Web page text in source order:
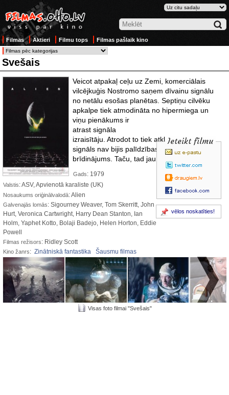
Filmas Aktieri Filmu tops Filmas pašlaik kino
Svešais
Veicot atpakaļ ceļu uz Zemi, komerciālais
vilcējkuģis Nostromo saņem dīvainu signālu
no netālu esošas planētas. Septiņu cilvēku
apkalpe tiek atmodināta no hipermiega un
viņu pienākums ir
atrast signāla
izraisītāju. Atrodot to tiek atklāts, ka šis
signāls nav bijis palīdzības sauciens, bet gan
brīdinājums. Taču, tad jau ir par vēlu...
Ieteikt filmu
vēlos noskatīties!
Gads: 1979
Valstis: ASV, Apvienotā karaliste (UK)
Nosaukums oriģinālvalodā: Alien
Galvenajās lomās: Sigourney Weaver, Tom Skerritt, John
Hurt, Veronica Cartwright, Harry Dean Stanton, Ian
Holm, Yaphet Kotto, Bolaji Badejo, Helen Horton, Eddie
Powell
Filmas režisors: Ridley Scott
Kino žanrs: Zinātniskā fantastika Šausmu filmas
Visas foto filmai "Svešais"